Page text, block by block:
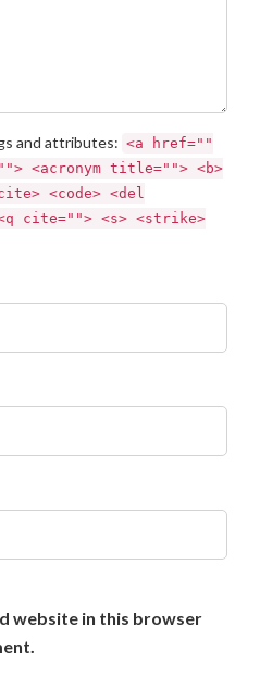
and attributes: <a href=""
<acronym title=""> <b>
<code> <del
cite=""> <s> <strike>
website in this browser